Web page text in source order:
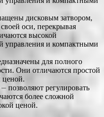
дисковым затвором,
оси, перекрывая
высокой
управления и компактными
для полного
Они отличаются простой
ценой.
⏤ позволяют регулировать
более сложной
ценой.